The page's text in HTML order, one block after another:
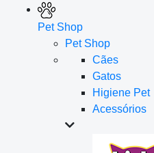
Pet Shop
Pet Shop
Cães
Gatos
Higiene Pet
Acessórios